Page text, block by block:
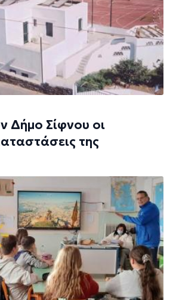
Δήμο Σίφνου οι
της